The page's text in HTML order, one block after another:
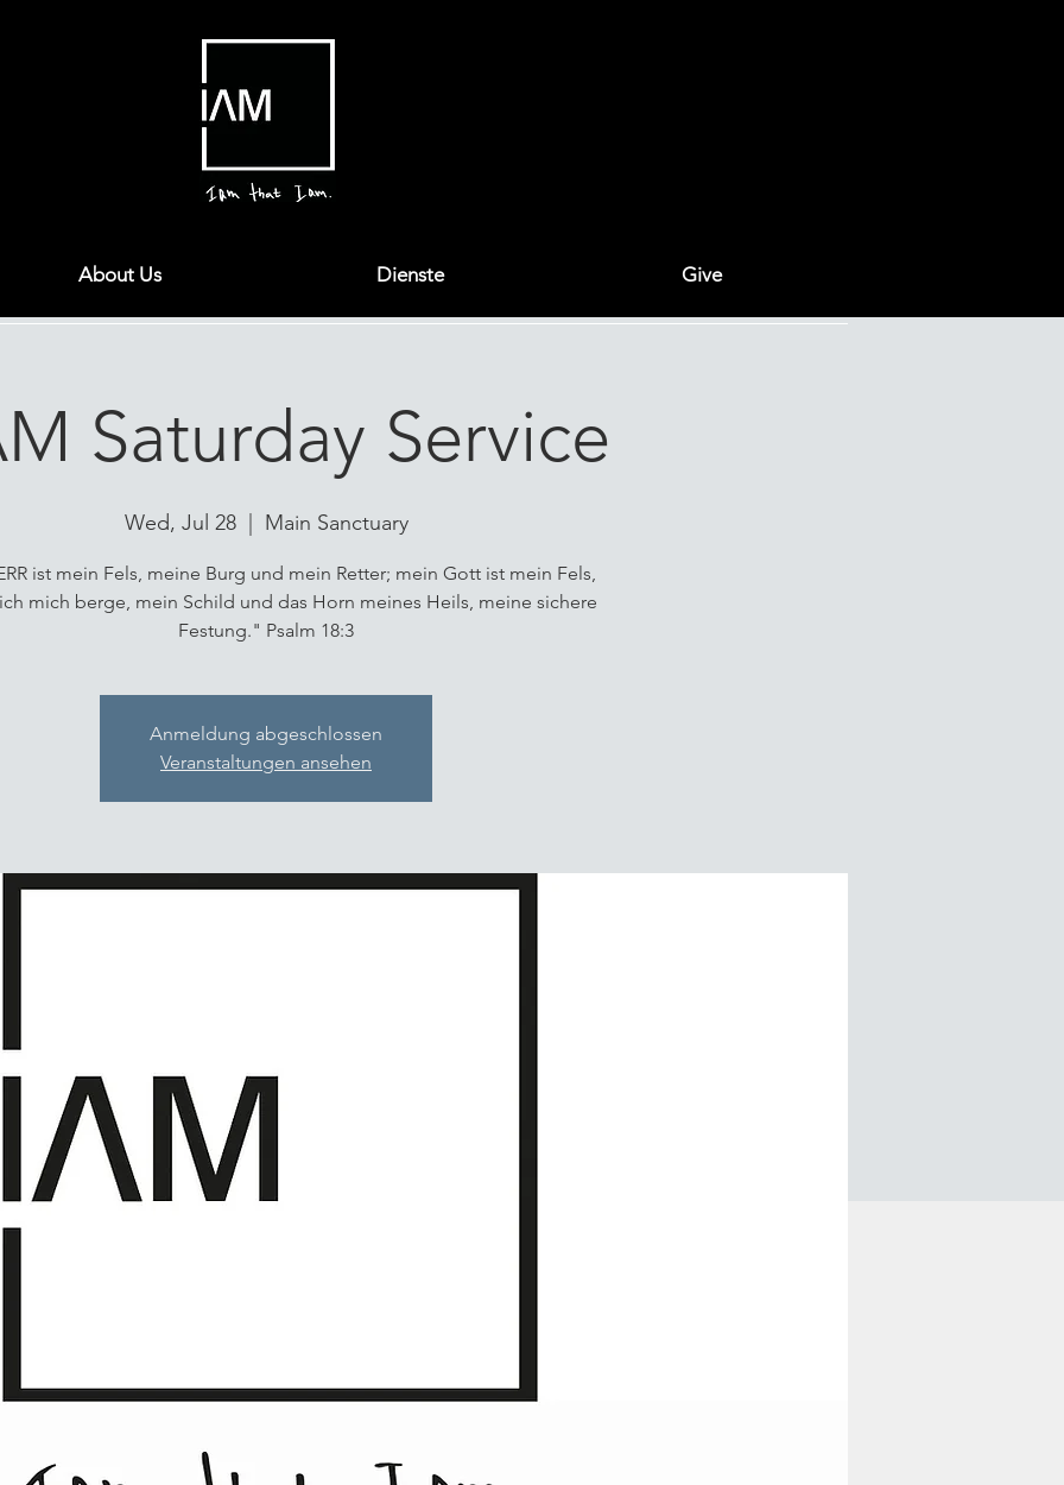
About Us Dienste Give
Saturday Service
Wed, Jul 28
  |
Main Sanctuary
ist mein Fels, meine Burg und mein Retter; mein Gott ist mein Fels,
mich berge, mein Schild und das Horn meines Heils, meine sichere
Festung." Psalm 18:3
Anmeldung abgeschlossen
Veranstaltungen ansehen